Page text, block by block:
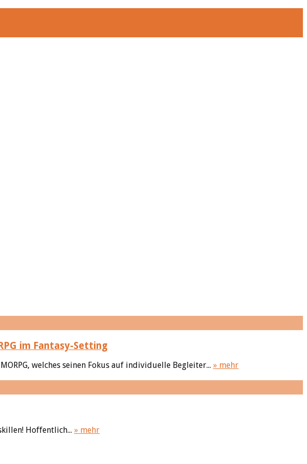
im Fantasy-Setting
welches seinen Fokus auf individuelle Begleiter... » mehr
Hoffentlich... » mehr